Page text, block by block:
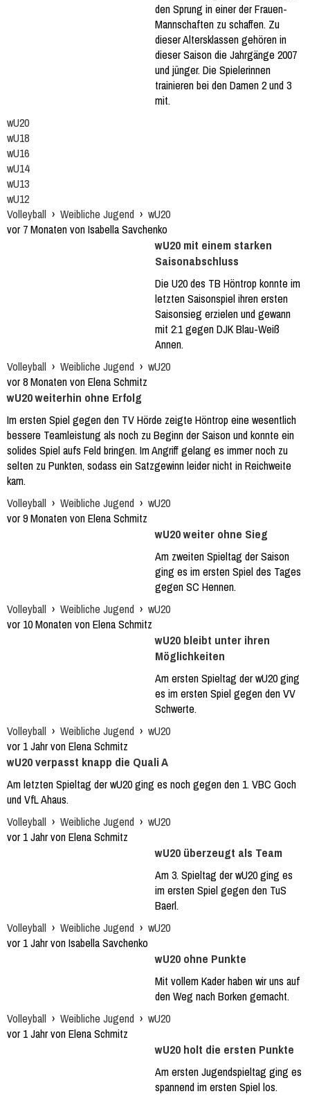
den Sprung in einer der Frauen-
Mannschaften zu schaffen. Zu
dieser Altersklassen gehören in
dieser Saison die Jahrgänge 2007
und jünger. Die Spielerinnen
trainieren bei den Damen 2 und 3
mit.
wU20
wU18
wU16
wU14
wU13
wU12
Volleyball › Weibliche Jugend › wU20
vor 7 Monaten von Isabella Savchenko
wU20 mit einem starken
Saisonabschluss
Die U20 des TB Höntrop konnte im
letzten Saisonspiel ihren ersten
Saisonsieg erzielen und gewann
mit 2:1 gegen DJK Blau-Weiß
Annen.
Volleyball › Weibliche Jugend › wU20
vor 8 Monaten von Elena Schmitz
wU20 weiterhin ohne Erfolg
Im ersten Spiel gegen den TV Hörde zeigte Höntrop eine wesentlich
bessere Teamleistung als noch zu Beginn der Saison und konnte ein
solides Spiel aufs Feld bringen. Im Angriff gelang es immer noch zu
selten zu Punkten, sodass ein Satzgewinn leider nicht in Reichweite
kam.
Volleyball › Weibliche Jugend › wU20
vor 9 Monaten von Elena Schmitz
wU20 weiter ohne Sieg
Am zweiten Spieltag der Saison
ging es im ersten Spiel des Tages
gegen SC Hennen.
Volleyball › Weibliche Jugend › wU20
vor 10 Monaten von Elena Schmitz
wU20 bleibt unter ihren
Möglichkeiten
Am ersten Spieltag der wU20 ging
es im ersten Spiel gegen den VV
Schwerte.
Volleyball › Weibliche Jugend › wU20
vor 1 Jahr von Elena Schmitz
wU20 verpasst knapp die Quali A
Am letzten Spieltag der wU20 ging es noch gegen den 1. VBC Goch
und VfL Ahaus.
Volleyball › Weibliche Jugend › wU20
vor 1 Jahr von Elena Schmitz
wU20 überzeugt als Team
Am 3. Spieltag der wU20 ging es
im ersten Spiel gegen den TuS
Baerl.
Volleyball › Weibliche Jugend › wU20
vor 1 Jahr von Isabella Savchenko
wU20 ohne Punkte
Mit vollem Kader haben wir uns auf
den Weg nach Borken gemacht.
Volleyball › Weibliche Jugend › wU20
vor 1 Jahr von Elena Schmitz
wU20 holt die ersten Punkte
Am ersten Jugendspieltag ging es
spannend im ersten Spiel los.